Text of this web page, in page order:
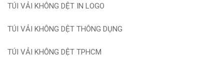
TÚI VẢI KHÔNG DỆT IN LOGO
TÚI VẢI KHÔNG DỆT THÔNG DỤNG
TÚI VẢI KHÔNG DỆT TPHCM